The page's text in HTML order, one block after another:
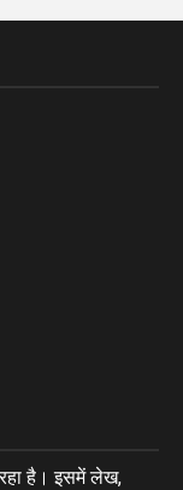
रहा है। इसमें लेख,